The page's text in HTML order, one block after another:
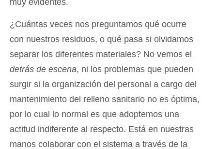
¿Cuántas veces nos preguntamos qué ocurre
con nuestros residuos, o qué pasa si olvidamos
separar los diferentes materiales? No vemos el
detrás de escena, ni los problemas que pueden
surgir si la organización del personal a cargo del
mantenimiento del relleno sanitario no es óptima,
por lo cual lo normal es que adoptemos una
actitud indiferente al respecto. Está en nuestras
manos colaborar con el sistema a través de la